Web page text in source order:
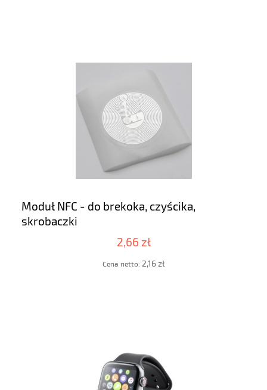
Moduł NFC - do brekoka, czyścika,
skrobaczki
2,66 zł
Cena netto: 2,16 zł